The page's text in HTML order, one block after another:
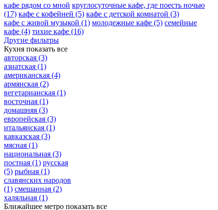
кафе рядом со мной круглосуточные кафе, где поесть ночью
(17) кафе с кофейней (5) кафе с детской комнатой (3)
кафе с живой музыкой (1) молодежные кафе (5) семейные
кафе (4) тихие кафе (16)
Другие фильтры
Кухня показать все
авторская (3)
азиатская (1)
американская (4)
армянская (2)
вегетарианская (1)
восточная (1)
домашняя (3)
европейская (3)
итальянская (1)
кавказская (3)
мясная (1)
национальная (3)
постная (1) русская
(5) рыбная (1)
славянских народов
(1) смешанная (2)
халяльная (1)
Ближайшее метро показать все